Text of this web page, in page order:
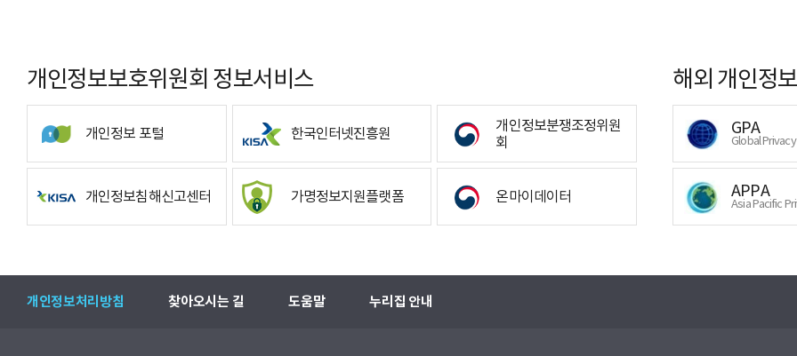
개인정보보호위원회 정보서비스
개인정보 포털 한국인터넷진흥원
개인정보분쟁조정위원
회
개인정보침해신고센터 가명정보지원플랫폼 온마이데이터
해외 개인정
GPA
Global
APPA
Asia Pacific
개인정보처리방침 찾아오시는 길 도움말 누리집 안내